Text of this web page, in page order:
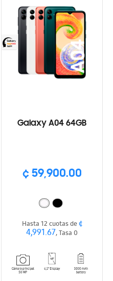
Galaxy A04 64GB
¢ 59,900.00
Hasta 12 cuotas de¢
4,991.67, Tasa 0